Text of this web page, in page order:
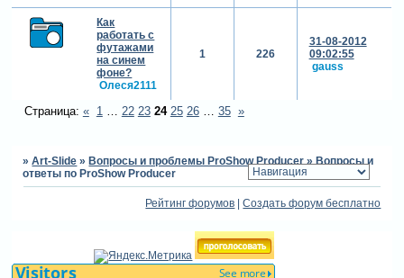
Как
работать с
футажами
на синем
фоне?
Олеся2111
1 226
31-08-2012
09:02:55
gauss
Страница: « 1 … 22 23 24 25 26 … 35 »
»Art-Slide »Вопросы и проблемы ProShow Producer »Вопросы и
ответы по ProShow Producer
Рейтинг форумов |Создать форум бесплатно